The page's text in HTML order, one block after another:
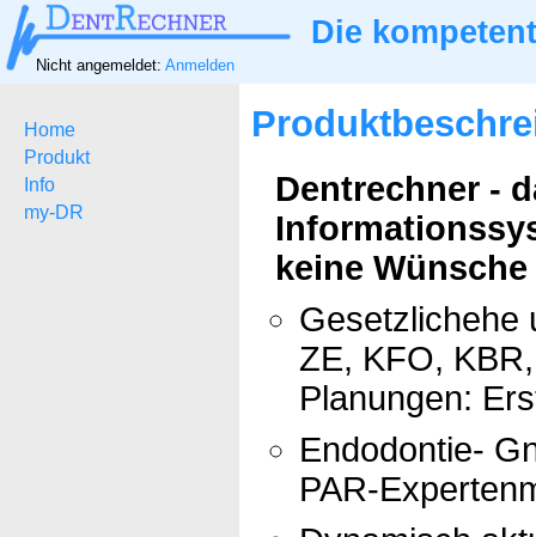
Die
Nicht angemeldet: Anmelden
Home
Produkt
Info
my-DR
Dentrechner -
keine
Gesetzlichehe
ZE, KFO,
Planungen:
Endodontie-
PAR-